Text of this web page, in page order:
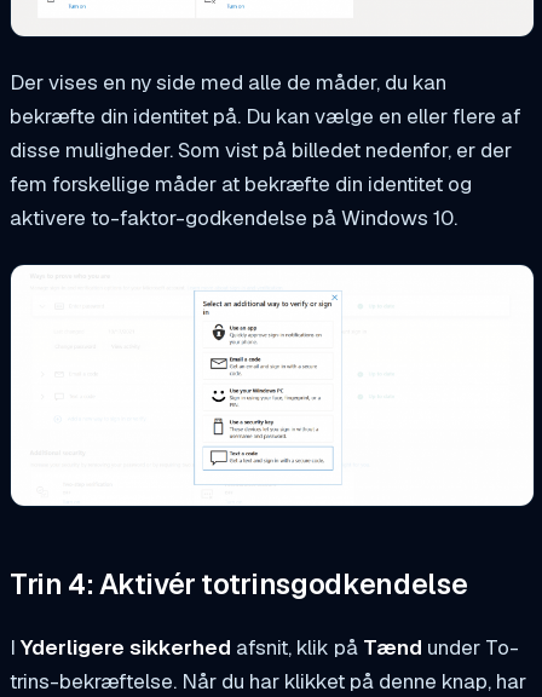
Der vises en ny side med alle de måder, du kan
bekræfte din identitet på. Du kan vælge en eller flere af
disse muligheder. Som vist på billedet nedenfor, er der
fem forskellige måder at bekræfte din identitet og
aktivere to-faktor-godkendelse på Windows 10.
Trin 4: Aktivér totrinsgodkendelse
I Yderligere sikkerhed afsnit, klik på Tænd under To-
trins-bekræftelse. Når du har klikket på denne knap, har